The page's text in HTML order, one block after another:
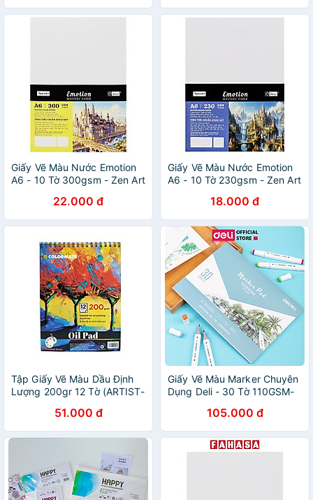
Giấy Vẽ Màu Nước Emotion
A6 - 10 Tờ 300gsm - Zen Art
22.000 đ
Giấy Vẽ Màu Nước Emotion
A6 - 10 Tờ 230gsm - Zen Art
18.000 đ
Tập Giấy Vẽ Màu Dầu Định
Lượng 200gr 12 Tờ (ARTIST-
51.000 đ
Giấy Vẽ Màu Marker Chuyên
Dụng Deli - 30 Tờ 110GSM-
105.000 đ